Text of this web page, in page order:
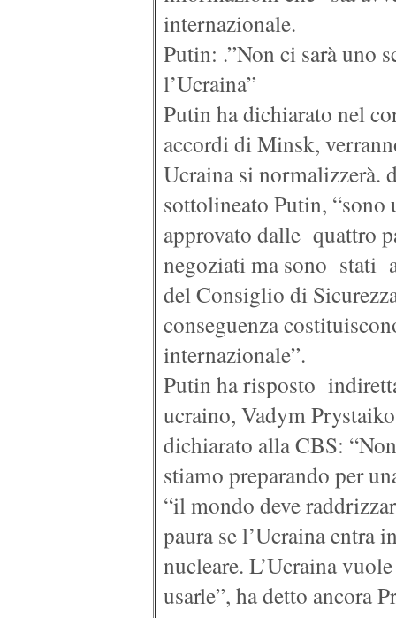
internazionale.
Putin: .”Non ci sarà uno
l’Ucraina”
Putin ha dichiarato nel
accordi di Minsk,
Ucraina si normalizzerà.
sottolineato Putin,
approvato dalle quattro
negoziati ma sono stati
del Consiglio di
conseguenza
internazionale”.
Putin ha risposto
ucraino, Vadym
dichiarato alla CBS:
stiamo preparando per
“il mondo deve
paura se l’Ucraina entra
nucleare. L’Ucraina
usarle”, ha detto ancora